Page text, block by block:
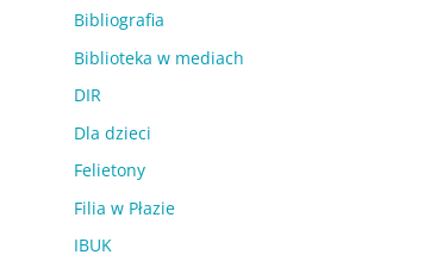
Bibliografia
Biblioteka w mediach
DIR
Dla dzieci
Felietony
Filia w Płazie
IBUK